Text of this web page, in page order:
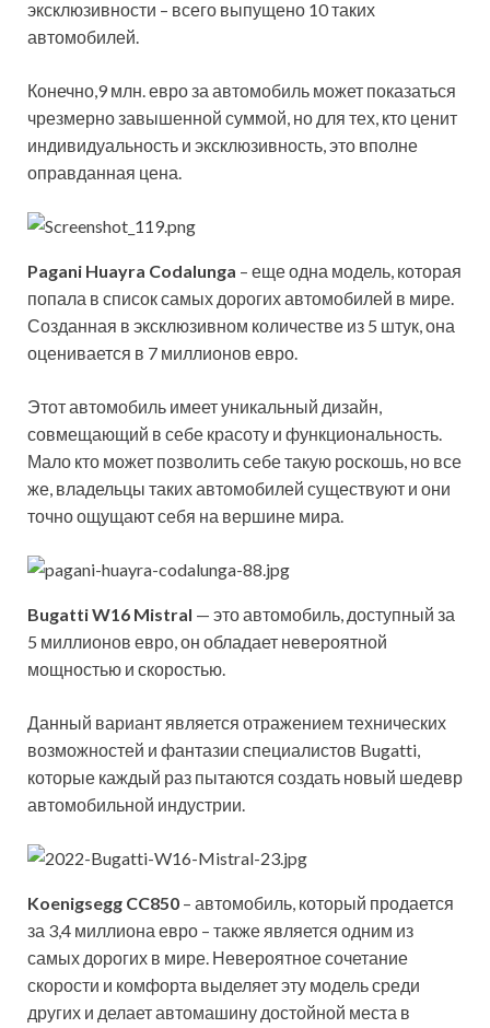
эксклюзивности – всего выпущено 10 таких
автомобилей.
Конечно,9 млн. евро за автомобиль может показаться
чрезмерно завышенной суммой, но для тех, кто ценит
индивидуальность и эксклюзивность, это вполне
оправданная цена.
Pagani Huayra Codalunga – еще одна модель, которая
попала в список самых дорогих автомобилей в мире.
Созданная в эксклюзивном количестве из 5 штук, она
оценивается в 7 миллионов евро.
Этот автомобиль имеет уникальный дизайн,
совмещающий в себе красоту и функциональность.
Мало кто может позволить себе такую роскошь, но все
же, владельцы таких автомобилей существуют и они
точно ощущают себя на вершине мира.
Bugatti W16 Mistral — это автомобиль, доступный за
5 миллионов евро, он обладает невероятной
мощностью и скоростью.
Данный вариант является отражением технических
возможностей и фантазии специалистов Bugatti,
которые каждый раз пытаются создать новый шедевр
автомобильной индустрии.
Koenigsegg CC850 – автомобиль, который продается
за 3,4 миллиона евро – также является одним из
самых дорогих в мире. Невероятное сочетание
скорости и комфорта выделяет эту модель среди
других и делает автомашину достойной места в